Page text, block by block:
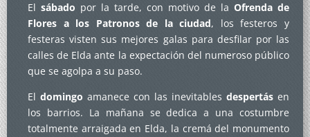
El sábado por la tarde, con motivo de la Ofrenda de
Flores a los Patronos de la ciudad, los festeros y
festeras visten sus mejores galas para desfilar por las
calles de Elda ante la expectación del numeroso público
que se agolpa a su paso.
El domingo amanece con las inevitables despertás en
los barrios. La mañana se dedica a una costumbre
totalmente arraigada en Elda, la cremá del monumento